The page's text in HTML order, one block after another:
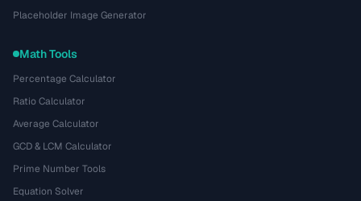
Placeholder Image Generator
Math Tools
Percentage Calculator
Ratio Calculator
Average Calculator
GCD & LCM Calculator
Prime Number Tools
Equation Solver